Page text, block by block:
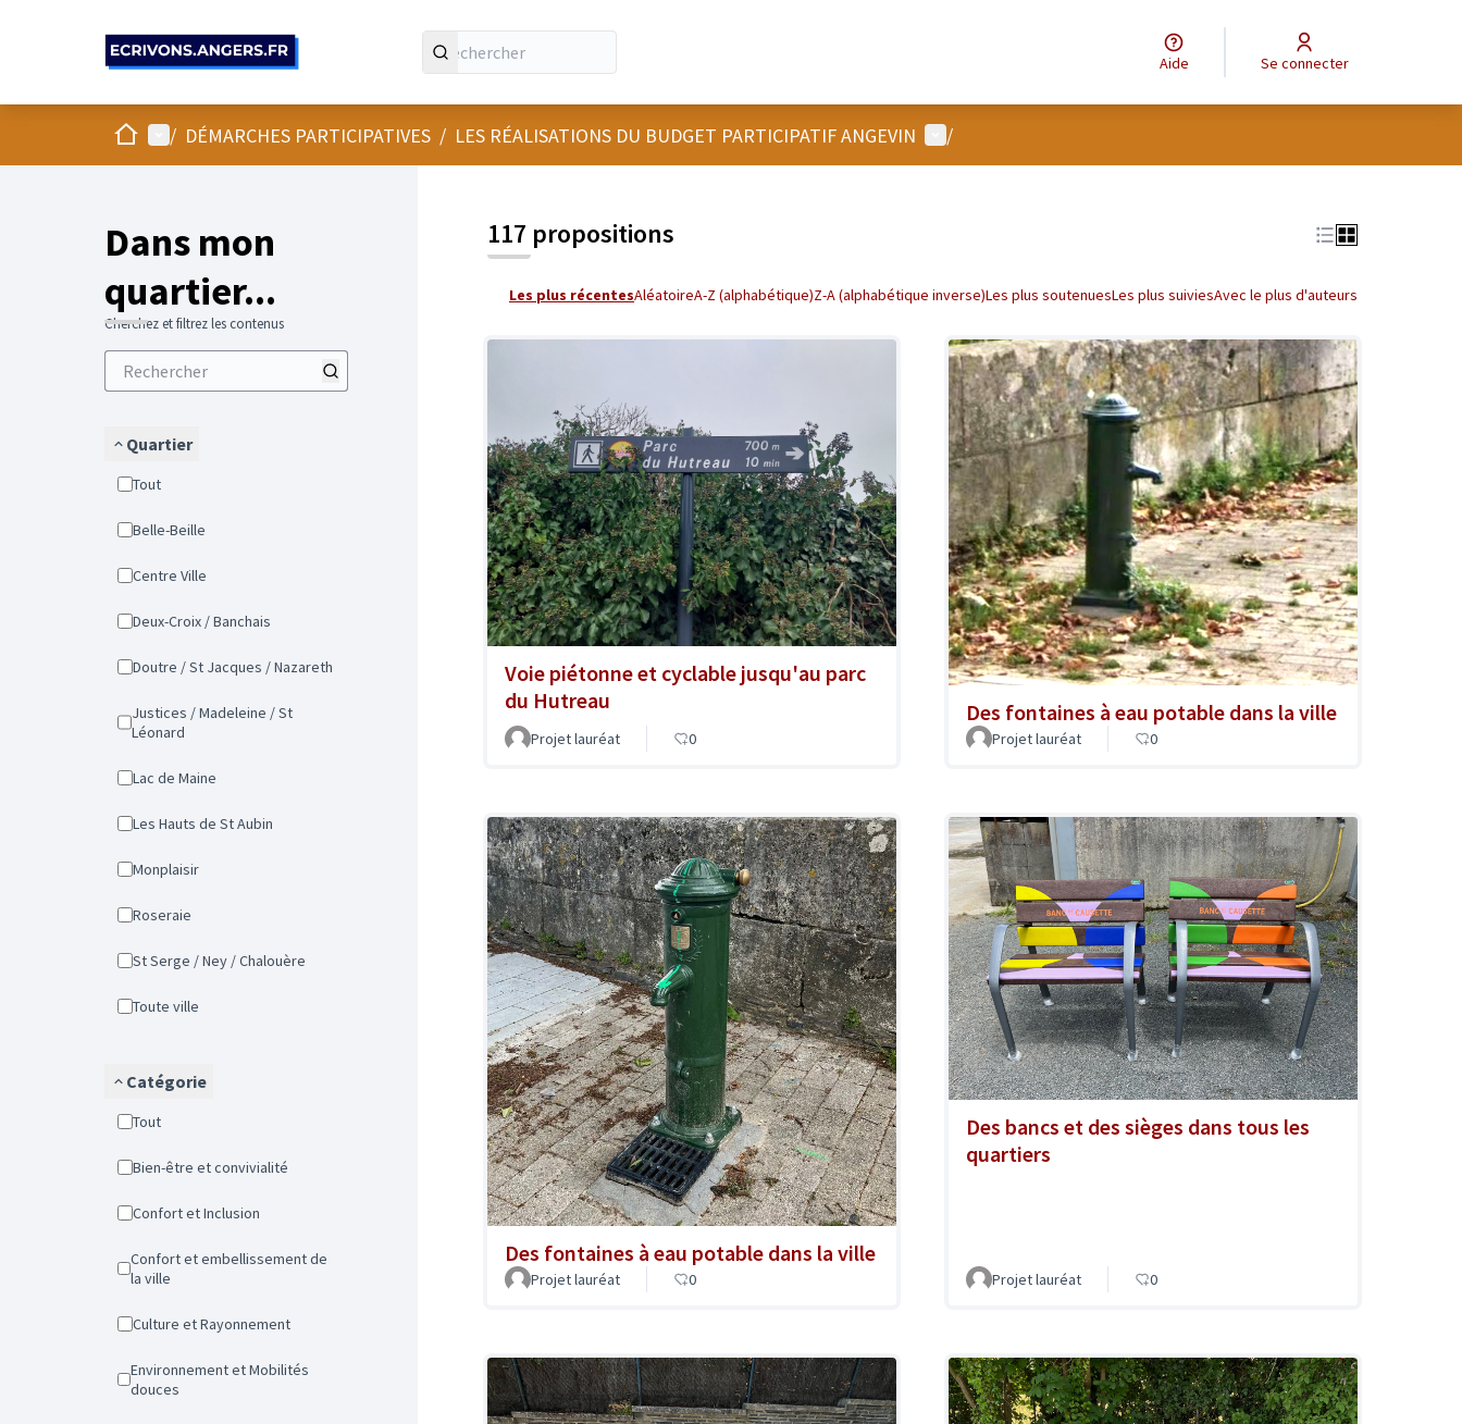
Aide Se connecter
AccueilMenu principal
/ DÉMARCHES PARTICIPATIVES / LES RÉALISATIONS DU BUDGET PARTICIPATIF ANGEVIN Menu utilisateur
/
Dans mon
quartier...
Cherchez et filtrez les contenus
Quartier
Tout
Belle-Beille
Centre Ville
Deux-Croix / Banchais
Doutre / St Jacques / Nazareth
Justices / Madeleine / St
Léonard
Lac de Maine
Les Hauts de St Aubin
Monplaisir
Roseraie
St Serge / Ney / Chalouère
Toute ville
Catégorie
Tout
Bien-être et convivialité
Confort et Inclusion
Confort et embellissement de
la ville
Culture et Rayonnement
Environnement et Mobilités
douces
117 propositions
Les plus récentesAléatoireA-Z (alphabétique)Z-A (alphabétique inverse)Les plus soutenuesLes plus suiviesAvec le plus d'auteurs
Voie piétonne et cyclable jusqu'au parc
du Hutreau
Projet lauréat 0
Des fontaines à eau potable dans la ville
Projet lauréat 0
Des fontaines à eau potable dans la ville
Projet lauréat 0
Des bancs et des sièges dans tous les
quartiers
Projet lauréat 0